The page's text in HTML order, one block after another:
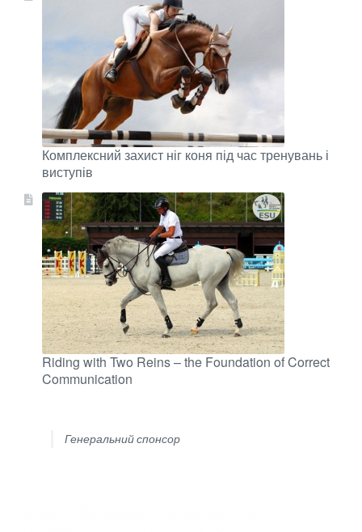
Комплексний захист ніг коня під час тренувань і
виступів
Riding with Two Reins – the Foundation of Correct
Communication
Генеральний спонсор